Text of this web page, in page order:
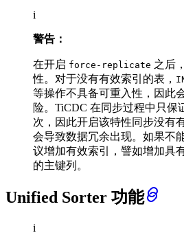
i
警告：
在开启 force-replicate 之后
性。对于没有有效索引的表，
等操作不具备可重入性，因此
险。TiCDC 在同步过程中只保
次，因此开启该特性同步没有
会导致数据冗余出现。如果不
议增加有效索引，譬如增加具
的主键列。
Unified Sorter 功能
i